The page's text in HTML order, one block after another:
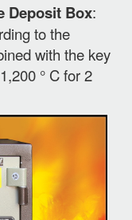
Deposit Box:
to the
with the key
° C for 2